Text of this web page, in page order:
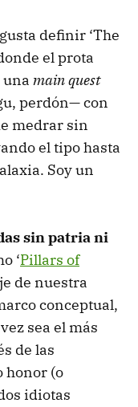
definir ‘The
el prota
una main quest
perdón— con
medrar sin
el tipo hasta
Soy un
sin patria ni
‘Pillars of
de nuestra
conceptual,
sea el más
de las
honor (o
idiotas